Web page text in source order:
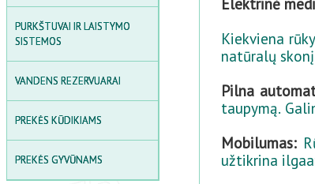
LAUKO SKĖČIAI
SODO STALO IR KĖDŽIŲ
KOMPLEKTAI
SANDĖLIAVIMO LENTYNOS
SAUGYKLOS
PURKŠTUVAI IR LAISTYMO
SISTEMOS
VANDENS REZERVUARAI
PREKĖS KŪDIKIAMS
PREKĖS GYVŪNAMS
Kiekviena
natūralų
Pilna
taupymą.
Mobilumas:
užtikrina